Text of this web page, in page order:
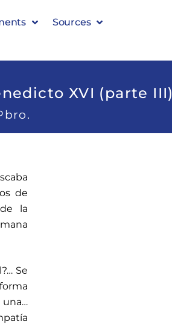
Sources
XVI (parte III)
de
la
Se